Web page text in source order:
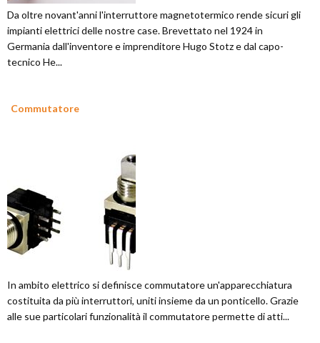
Da oltre novant'anni l'interruttore magnetotermico rende sicuri gli
impianti elettrici delle nostre case. Brevettato nel 1924 in
Germania dall'inventore e imprenditore Hugo Stotz e dal capo-
tecnico He...
Commutatore
In ambito elettrico si definisce commutatore un'apparecchiatura
costituita da più interruttori, uniti insieme da un ponticello. Grazie
alle sue particolari funzionalità il commutatore permette di atti...